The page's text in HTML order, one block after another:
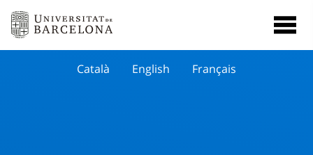
Català English Français